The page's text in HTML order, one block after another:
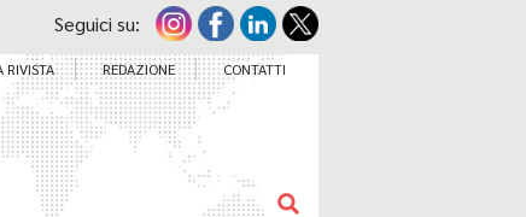
Seguici su:
RIVISTA REDAZIONE CONTATTI